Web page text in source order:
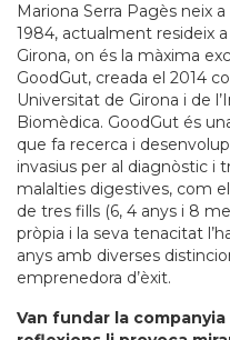
Mariona Serra Pagès neix
1984, actualment resideix
Girona, on és la màxima
GoodGut, creada el 2014
Universitat de Girona i de
Biomèdica. GoodGut és
que fa recerca i
invasius per al diagnòstic i
malalties digestives, com
de tres fills (6, 4 anys i 8
pròpia i la seva tenacitat
anys amb diverses
emprenedora d’èxit.
Van fundar la